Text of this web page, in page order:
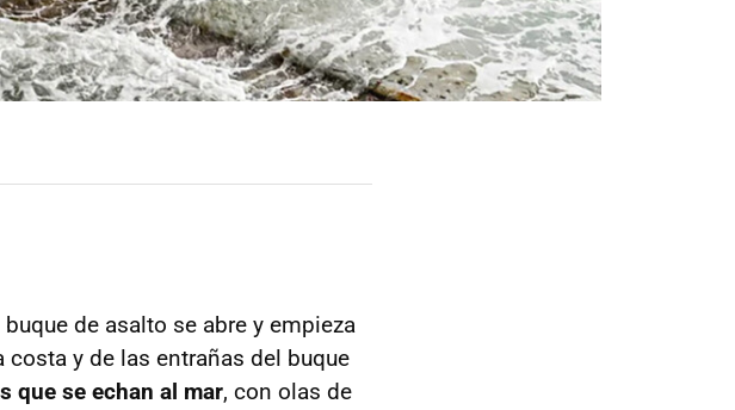
de asalto se abre y empieza
y de las entrañas del buque
que se echan al mar, con olas de